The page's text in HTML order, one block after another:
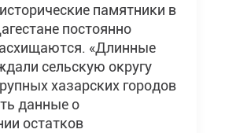
памятники в
постоянно
«Длинные
сельскую округу
хазарских городов
данные о
остатков